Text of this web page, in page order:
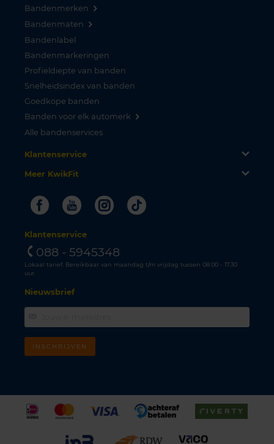
Bandenmerken
Bandenmaten
Bandenlabel
Bandenmarkeringen
Profieldiepte van banden
Snelheidsindex van banden
Goedkope banden
Banden voor elk automerk
Alle bandenservices
Klantenservice
Meer KwikFit
FacebookYoutubeInstagram
Tiktok
Klantenservice
088 - 5945348
Lokaal tarief. Bereikbaar van maandag t/m vrijdag tussen 08.00 - 17.30
uur.
Nieuwsbrief
INSCHRIJVEN